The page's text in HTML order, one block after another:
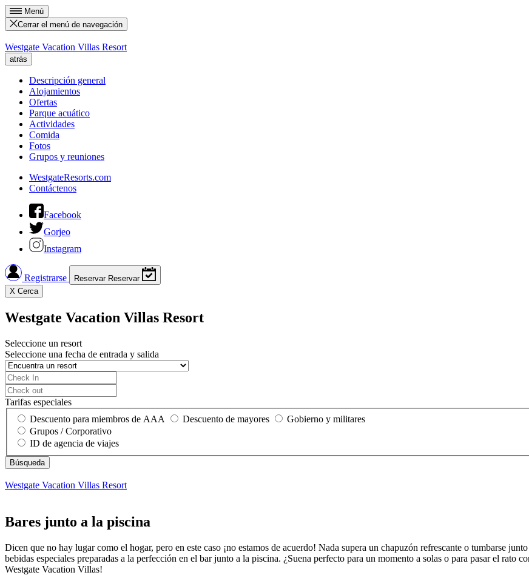
Menú
Cerrar el menú de navegación
Westgate Vacation Villas Resort
atrás
Descripción general
Alojamientos
Ofertas
Parque acuático
Actividades
Comida
Fotos
Grupos y reuniones
WestgateResorts.com
Contáctenos
Facebook
Gorjeo
Instagram
Registrarse Reservar Reservar
X Cerca
Westgate Vacation Villas Resort
Seleccione un resort
Seleccione una fecha de entrada y salida
Tarifas especiales
Descuento para miembros de AAA
Descuento de mayores
Gobierno y militares
Grupos / Corporativo
ID de agencia de viajes
Westgate Vacation Villas Resort
Bares junto a la piscina
Dicen que no hay lugar como el hogar, pero en este caso ¡no estamos de acuerdo! Nada supera un chapuzón refrescante o tumbarse
bebidas especiales preparadas a la perfección en el bar junto a la piscina. ¿Suena perfecto para un momento a solas o para pasar el rato
Westgate Vacation Villas!